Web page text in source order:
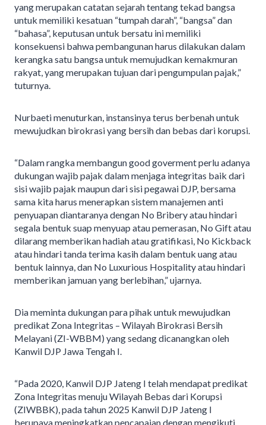
yang merupakan catatan sejarah tentang tekad bangsa
untuk memiliki kesatuan “tumpah darah”, “bangsa” dan
“bahasa”, keputusan untuk bersatu ini memiliki
konsekuensi bahwa pembangunan harus dilakukan dalam
kerangka satu bangsa untuk memujudkan kemakmuran
rakyat, yang merupakan tujuan dari pengumpulan pajak,”
tuturnya.
Nurbaeti menuturkan, instansinya terus berbenah untuk
mewujudkan birokrasi yang bersih dan bebas dari korupsi.
“Dalam rangka membangun good goverment perlu adanya
dukungan wajib pajak dalam menjaga integritas baik dari
sisi wajib pajak maupun dari sisi pegawai DJP, bersama
sama kita harus menerapkan sistem manajemen anti
penyuapan diantaranya dengan No Bribery atau hindari
segala bentuk suap menyuap atau pemerasan, No Gift atau
dilarang memberikan hadiah atau gratifikasi, No Kickback
atau hindari tanda terima kasih dalam bentuk uang atau
bentuk lainnya, dan No Luxurious Hospitality atau hindari
memberikan jamuan yang berlebihan,” ujarnya.
Dia meminta dukungan para pihak untuk mewujudkan
predikat Zona Integritas – Wilayah Birokrasi Bersih
Melayani (ZI-WBBM) yang sedang dicanangkan oleh
Kanwil DJP Jawa Tengah I.
“Pada 2020, Kanwil DJP Jateng I telah mendapat predikat
Zona Integritas menuju Wilayah Bebas dari Korupsi
(ZIWBBK), pada tahun 2025 Kanwil DJP Jateng I
berupaya meningkatkan pencapaian dengan mengikuti